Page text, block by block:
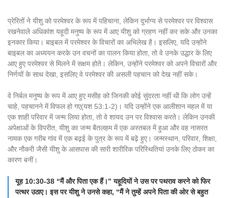
प्रेरितों ने यीशु को परमेश्वर के रूप में पहिचाना, लेकिन दुर्भाग्य से परमेश्वर पर विश्वास
रखनेवाले अधिकांश यहूदी मनुष्य के रूप में आए यीशु को ग्रहण नहीं कर सके और उनका
इनकार किया। बाइबल में परमेश्वर के विचारों का अभिलेख है। इसलिए, यदि उन्होंने
बाइबल का अध्ययन करके उन वचनों का पालन किया होता, तो वे उनके उद्धार के लिए
आए हुए परमेश्वर से मिलने में सक्षम होते। लेकिन, उन्होंने परमेश्वर को अपने विचारों और
निर्णयों के साथ देखा, इसलिए वे परमेश्वर की असली पहचान को देख नहीं सके।
वे निर्बल मनुष्य के रूप में आए हुए मसीह को जिनकी कोई सुंदरता नहीं थी कि लोग उन्हें
चाहे, पहचानने में विफल हो गए(यश 53:1-2)। यदि उन्होंने एक आलीशान महल में या
एक शाही परिवार में जन्म लिया होता, तो वे शायद उन पर विश्वास करते। लेकिन उनकी
अपेक्षाओं के विपरीत, यीशु का जन्म बैतलहम में एक अस्तबल में हुआ और वह नासरत
नामक एक गरीब गांव में एक बढ़ई के पुत्र के रूप में बढ़े हुए। जन्मस्थान, परिवार, शिक्षा,
और नौकरी जैसी यीशु के आसपास की सारी शारीरिक परिस्थितियां उनके लिए ठोकर का
कारण बनीं।
यूह 10:30-38 “मैं और पिता एक हैं।” यहूदियों ने उस पर पथराव करने को फिर
पत्थर उठाए। इस पर यीशु ने उनसे कहा, “मैं ने तुम्हें अपने पिता की ओर से बहुत